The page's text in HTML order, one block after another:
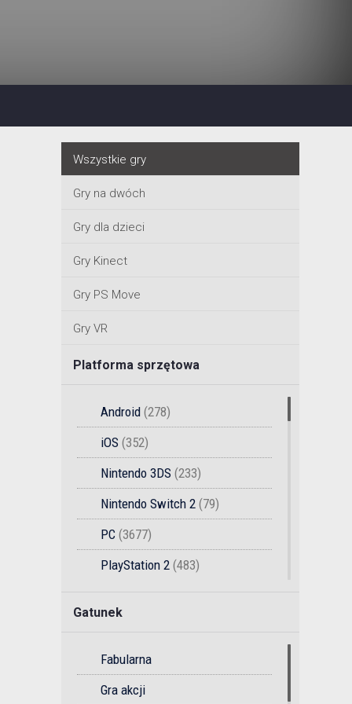
Wszystkie gry
Gry na dwóch
Gry dla dzieci
Gry Kinect
Gry PS Move
Gry VR
Platforma sprzętowa
Android(278)
iOS(352)
Nintendo 3DS(233)
Nintendo Switch 2(79)
PC(3677)
PlayStation 2(483)
PlayStation 5
PlayStation Vita
Gatunek
Fabularna
Gra akcji